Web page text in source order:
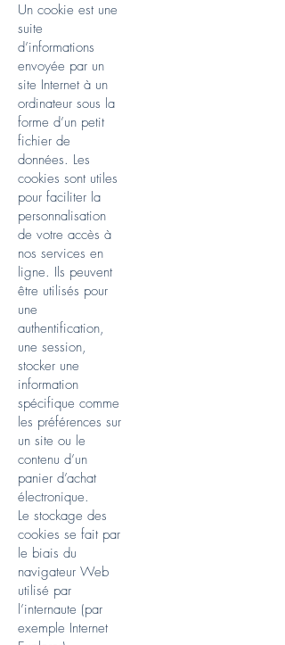
Un cookie est une
suite
d’informations
envoyée par un
site Internet à un
ordinateur sous la
forme d’un petit
fichier de
données. Les
cookies sont utiles
pour faciliter la
personnalisation
de votre accès à
nos services en
ligne. Ils peuvent
être utilisés pour
une
authentification,
une session,
stocker une
information
spécifique comme
les préférences sur
un site ou le
contenu d’un
panier d’achat
électronique.
Le stockage des
cookies se fait par
le biais du
navigateur Web
utilisé par
l’internaute (par
exemple Internet